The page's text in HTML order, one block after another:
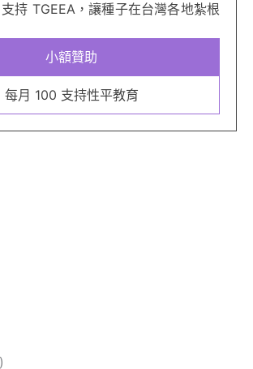
持 TGEEA，讓種子在台灣各地紮根
小額贊助
每月 100 支持性平教育